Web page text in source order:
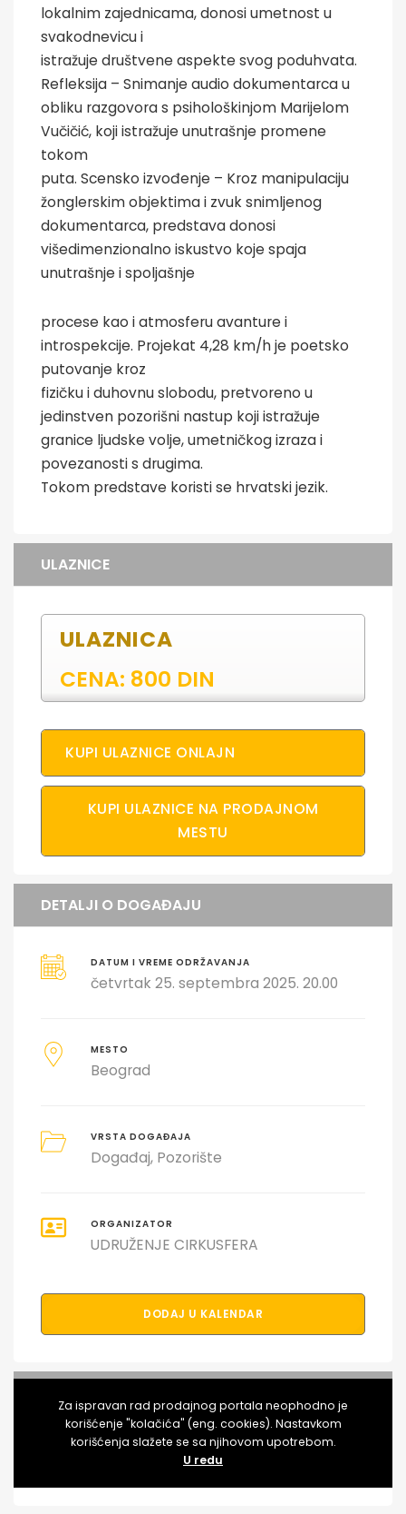
lokalnim zajednicama, donosi umetnost u
svakodnevicu i
istražuje društvene aspekte svog poduhvata.
Refleksija – Snimanje audio dokumentarca u
obliku razgovora s psihološkinjom Marijelom
Vučičić, koji istražuje unutrašnje promene
tokom
puta. Scensko izvođenje – Kroz manipulaciju
žonglerskim objektima i zvuk snimljenog
dokumentarca, predstava donosi
višedimenzionalno iskustvo koje spaja
unutrašnje i spoljašnje
procese kao i atmosferu avanture i
introspekcije. Projekat 4,28 km/h je poetsko
putovanje kroz
fizičku i duhovnu slobodu, pretvoreno u
jedinstven pozorišni nastup koji istražuje
granice ljudske volje, umetničkog izraza i
povezanosti s drugima.
Tokom predstave koristi se hrvatski jezik.
ULAZNICE
ULAZNICA
CENA: 800 DIN
KUPI ULAZNICE ONLAJN
KUPI ULAZNICE NA PRODAJNOM
MESTU
DETALJI O DOGAĐAJU
DATUM I VREME ODRŽAVANJA
četvrtak 25. septembra 2025. 20.00
MESTO
Beograd
VRSTA DOGAĐAJA
Događaj Pozorište
ORGANIZATOR
UDRUŽENJE CIRKUSFERA
DODAJ U KALENDAR
Za ispravan rad prodajnog portala neophodno je
korišćenje "kolačića" (eng. cookies). Nastavkom
korišćenja slažete se sa njihovom upotrebom.
U redu